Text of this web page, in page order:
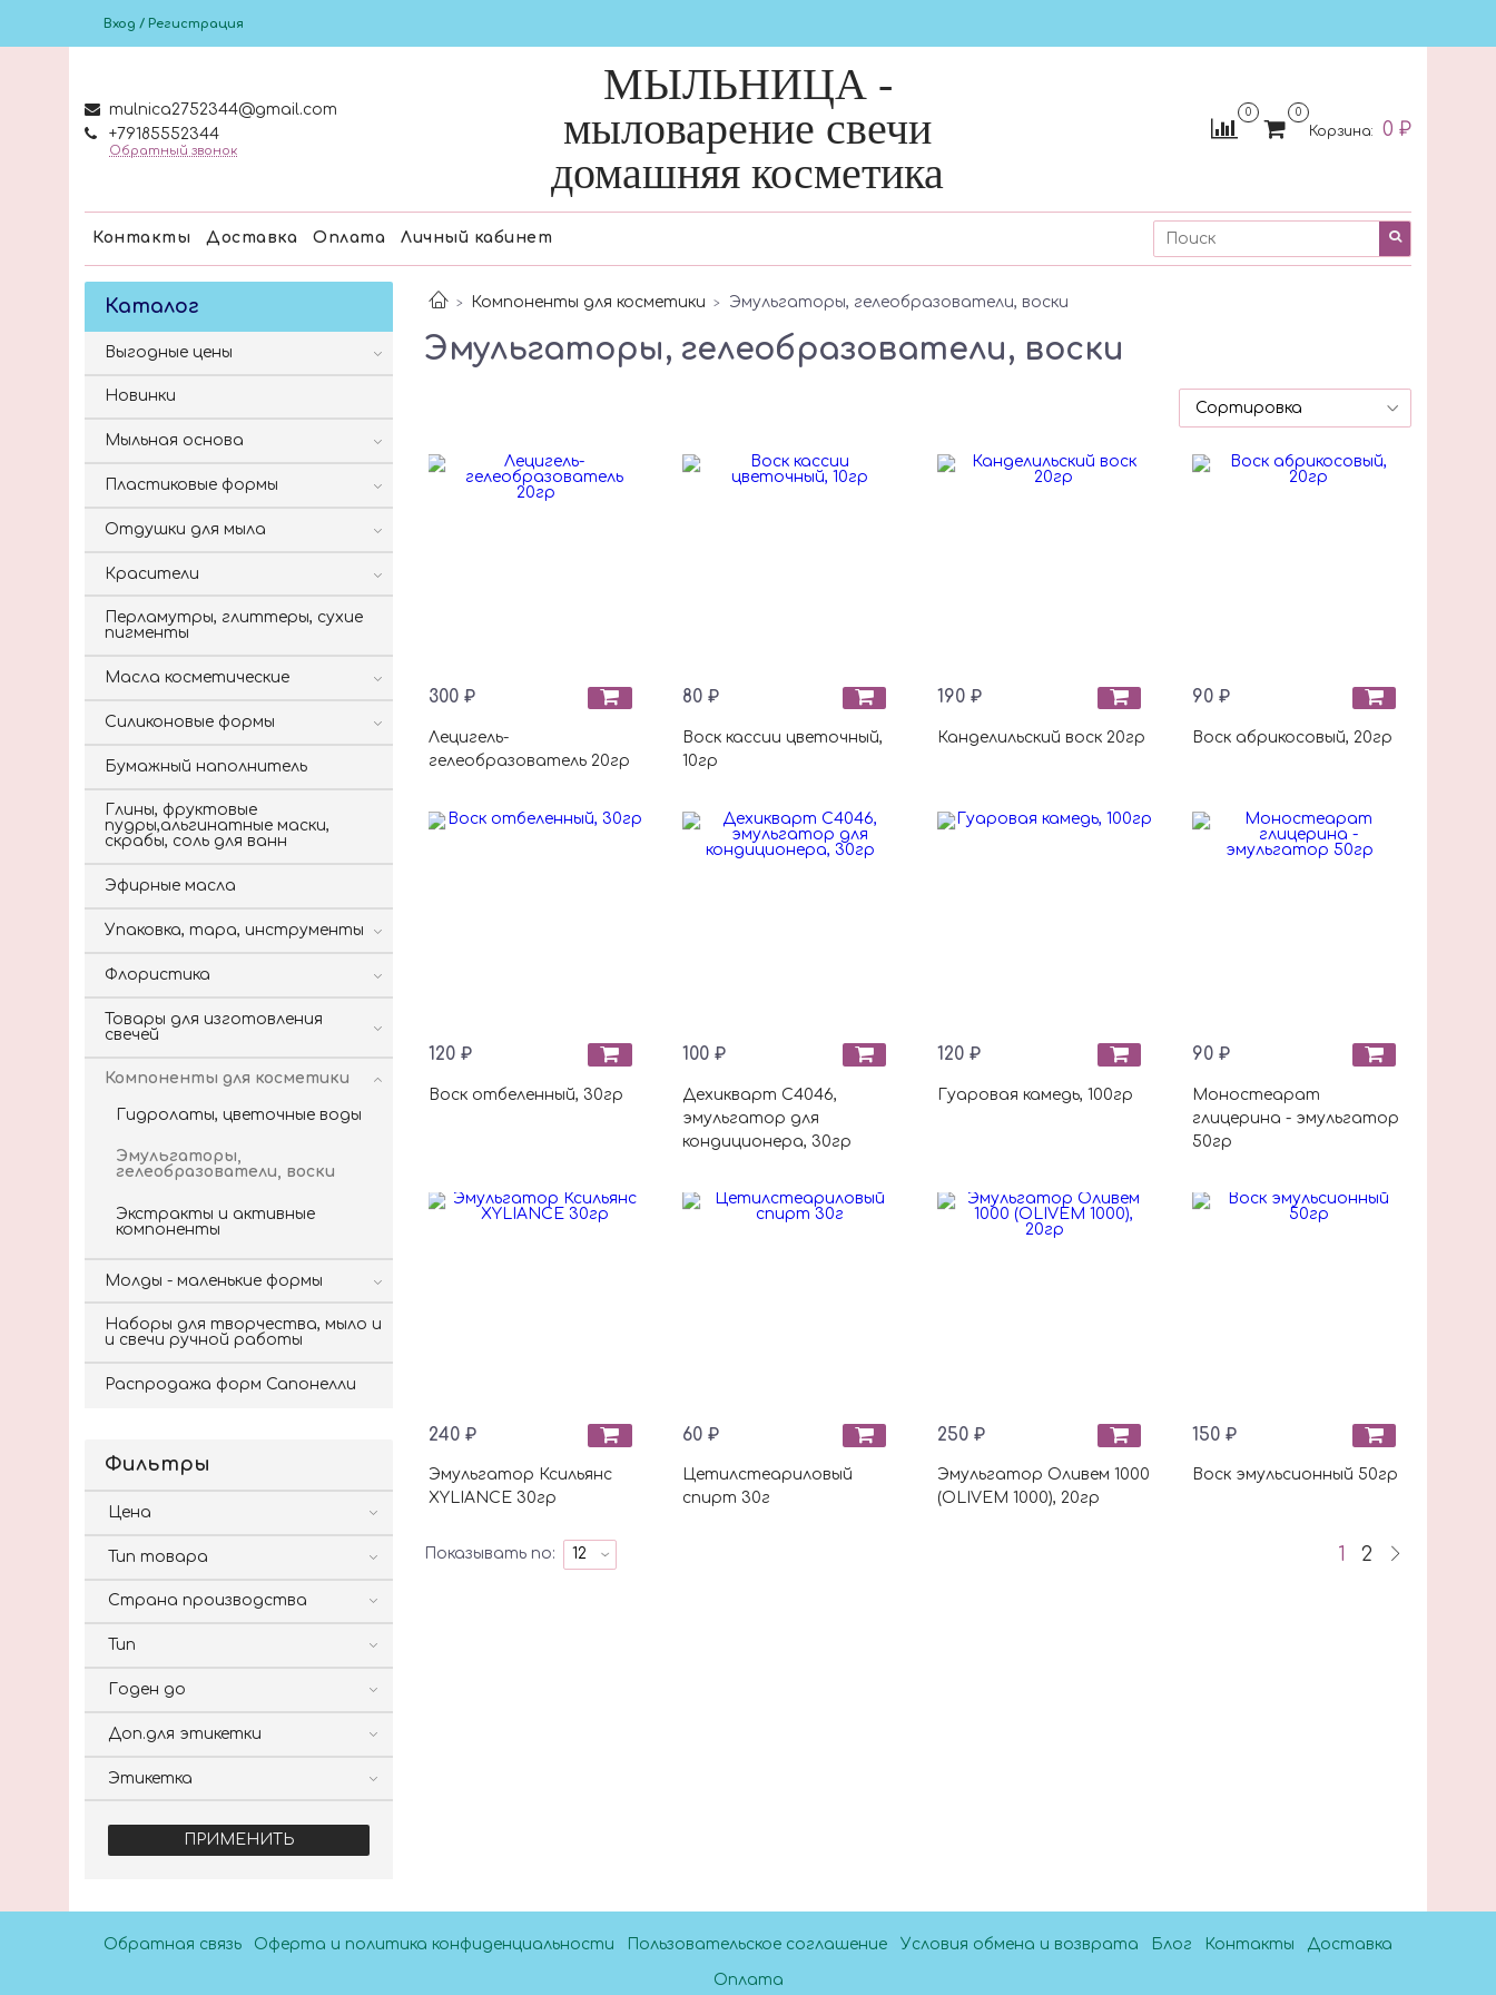
Вход / Регистрация
mulnica2752344@gmail.com
+79185552344
Обратный звонок
МЫЛЬНИЦА -
мыловарение свечи
домашняя косметика
0 0
Корзина: 0 ₽
Контакты Доставка Оплата Личный кабинет
Компоненты для косметики Эмульгаторы, гелеобразователи, воски
Эмульгаторы, гелеобразователи, воски
300 ₽
Лецигель-
гелеобразователь 20гр
80 ₽
Воск кассии цветочный,
10гр
190 ₽
Канделильский воск 20гр
90 ₽
Воск абрикосовый, 20гр
120 ₽
Воск отбеленный, 30гр
100 ₽
Дехикварт С4046,
эмульгатор для
кондиционера, 30гр
120 ₽
Гуаровая камедь, 100гр
90 ₽
Моностеарат
глицерина - эмульгатор
50гр
240 ₽
Эмульгатор Ксильянс
XYLIANCE 30гр
60 ₽
Цетилстеариловый
спирт 30г
250 ₽
Эмульгатор Оливем 1000
(OLIVEM 1000), 20гр
150 ₽
Воск эмульсионный 50гр
Показывать по: 1 2
Каталог
Выгодные цены
Новинки
Мыльная основа
Пластиковые формы
Отдушки для мыла
Красители
Перламутры, глиттеры, сухие
пигменты
Масла косметические
Силиконовые формы
Бумажный наполнитель
Глины, фруктовые
пудры,альгинатные маски,
скрабы, соль для ванн
Эфирные масла
Упаковка, тара, инструменты
Флористика
Товары для изготовления
свечей
Компоненты для косметики
Гидролаты, цветочные воды
Эмульгаторы,
гелеобразователи, воски
Экстракты и активные
компоненты
Молды - маленькие формы
Наборы для творчества, мыло и
и свечи ручной работы
Распродажа форм Сапонелли
Фильтры
Цена
Тип товара
Страна производства
Тип
Годен до
Доп.для этикетки
Этикетка
ПРИМЕНИТЬ
Обратная связь Оферта и политика конфиденциальности Пользовательское соглашение Условия обмена и возврата Блог Контакты Доставка
Оплата